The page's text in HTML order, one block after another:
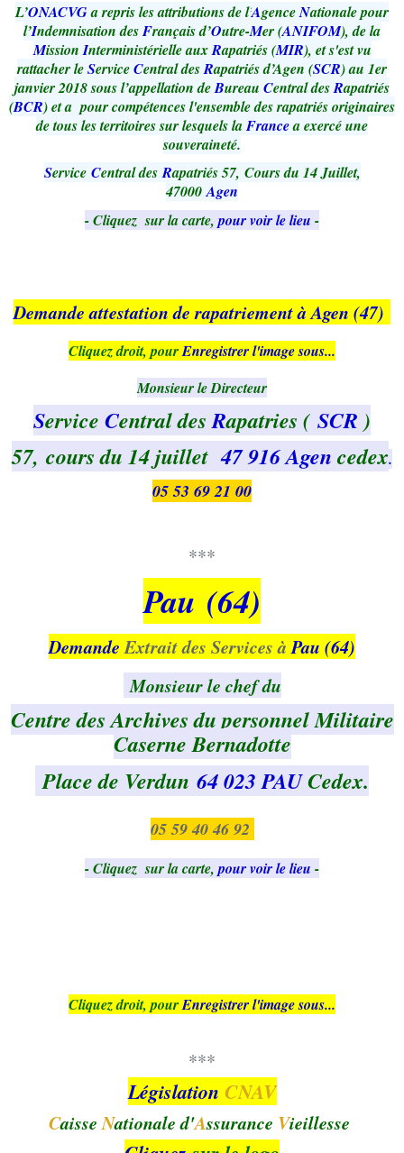
L’ONACVGa repris les attributions de l’AgenceNationale pour
l’Indemnisation desFrançais d’Outre-Mer (ANIFOM), de la
MissionInterministérielle auxRapatriés (MIR), et s'est vu
rattacher leServiceCentral desRapatriés d’Agen (SCR) au 1er
janvier 2018 sous l’appellation deBureau Central desRapatriés
(BCR) et apour compétences l'ensemble des rapatriés originaires
de tous les territoires sur lesquels laFrancea exercé une
souveraineté.
Service Central desRapatriés 57, Cours du 14 Juillet,
47000Agen
- Cliquez sur la carte,pour voir le lieu -
Demande attestation de rapatriement à Agen (47)
Cliquez droit, pourEnregistrer l'image sous...
Monsieur le Directeur
Service Central desRapatries ( SCR )
57, cours du 14 juillet47 916Agen cedex​​​​​​.
05 53 69 21 00
***
Pau (64)
DemandeExtrait des Services àPau (64)
Monsieur le chef du
Centre des Archives du personnel Militaire
Caserne Bernadotte
Place de Verdun 64 023 PAUCedex.
05 59 40 46 92
- Cliquez sur la carte,pour voir le lieu -
Cliquez droit, pourEnregistrer l'image sous...
***
Législation CNAV
CaisseNationale d'Assurance Vieillesse